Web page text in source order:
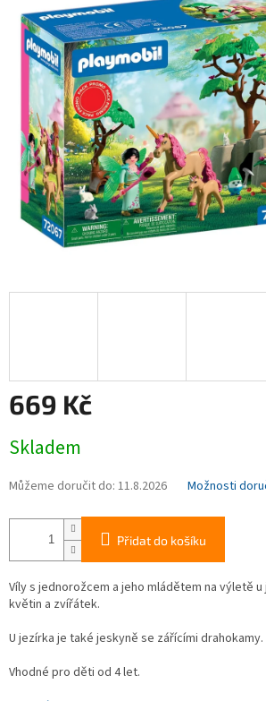
z
5
hvězdiček.
669 Kč
cena:
Skladem
Můžeme doručit do: 11.8.2026 Možnosti
Přidat do košíku
Víly s jednorožcem a jeho mládětem na výletě
květin a zvířátek.
U jezírka je také jeskyně se zářícími drahokamy.
Vhodné pro děti od 4 let.